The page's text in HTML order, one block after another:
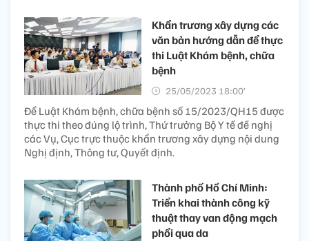
Khẩn trương xây dựng các
văn bản hướng dẫn để thực
thi Luật Khám bệnh, chữa
bệnh
25/05/2023 18:00’
Để Luật Khám bệnh, chữa bệnh số 15/2023/QH15 được
thực thi theo đúng lộ trình, Thứ trưởng Bộ Y tế đề nghị
các Vụ, Cục trực thuộc khẩn trương xây dựng nội dung
Nghị định, Thông tư, Quyết định.
Thành phố Hồ Chí Minh:
Triển khai thành công kỹ
thuật thay van động mạch
phổi qua da